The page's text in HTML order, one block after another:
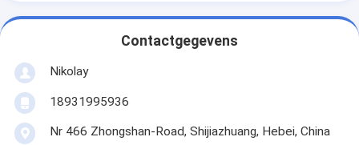
Contactgegevens
Nikolay
18931995936
Nr 466 Zhongshan-Road, Shijiazhuang, Hebei, China